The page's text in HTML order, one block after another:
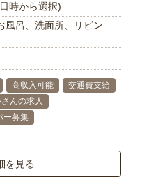
時から選択)
風呂、洗面所、リビン
高収入可能
交通費支給
んの求人
ー募集
を見る